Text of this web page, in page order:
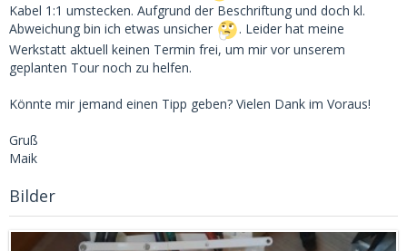
Kabel 1:1 umstecken. Aufgrund der Beschriftung und doch kl.
Abweichung bin ich etwas unsicher
. Leider hat meine
Werkstatt aktuell keinen Termin frei, um mir vor unserem
geplanten Tour noch zu helfen.
Könnte mir jemand einen Tipp geben? Vielen Dank im Voraus!
Gruß
Maik
Bilder